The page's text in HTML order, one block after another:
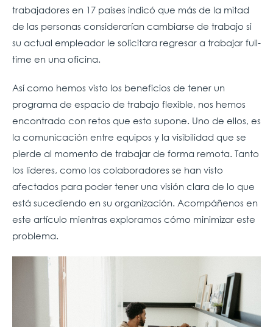
trabajadores en 17 países indicó que más de la mitad
de las personas considerarían cambiarse de trabajo si
su actual empleador le solicitara regresar a trabajar full-
time en una oficina.
Así como hemos visto los beneficios de tener un
programa de espacio de trabajo flexible, nos hemos
encontrado con retos que esto supone. Uno de ellos, es
la comunicación entre equipos y la visibilidad que se
pierde al momento de trabajar de forma remota. Tanto
los líderes, como los colaboradores se han visto
afectados para poder tener una visión clara de lo que
está sucediendo en su organización. Acompáñenos en
este artículo mientras exploramos cómo minimizar este
problema.